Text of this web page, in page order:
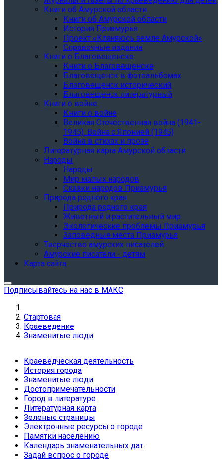
Книги об Амурской области
Книги об Амурской области
История Приамурья
Проект «Кланяюсь земле Амурской»
Справочные издания
Книги о Благовещенске
Книги о Благовещенске
Благовещенск в фотоальбомах
Благовещенск исторический
Благовещенск литературный
Книги о войне
Книги о войне
Великая Отечественная война (1941-
1945). Война с Японией (1945)
Война в стихах и прозе
Литературная карта Амурской области
Народы
Народы
Мир малых народов
Сказки народов Приамурья
Природа родного края
Природа родного края
Животный и растительный мир
Экологические проблемы Приамурья
Заповедные места Приамурья
Творчество амурских писателей
Амурские писатели - детям
Карта сайта
Подписывайтесь на нас в МАКС
Стартовая
Краеведение
Знаменитые люди
Краеведческая деятельность
История города
Знаменитые люди
Достопримечательности
Город в литературе
Литературная карта
Зеленые страницы
Электронные ресурсы о городе
Памятки населению
Календарь знаменательных дат
Задай вопрос о городе